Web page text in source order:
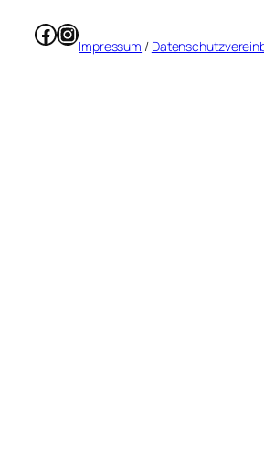
Facebook
Instagram
Impressum /